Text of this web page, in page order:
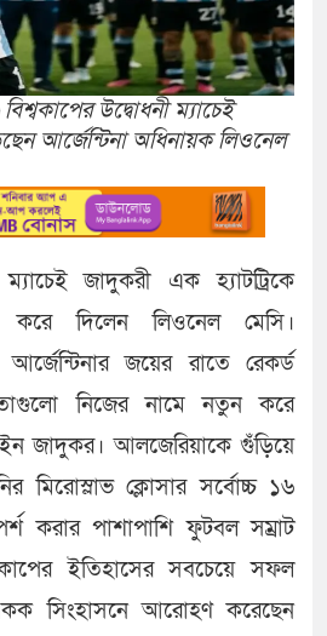
উদ্বোধনী ম্যাচেই
আর্জেন্টিনা অধিনায়ক লিওনেল
ম্যাচেই জাদুকরী এক হ্যাটট্রিকে
করে দিলেন লিওনেল মেসি।
জয়ের রাতে রেকর্ড
নিজের নামে নতুন করে
জাদুকর। আলজেরিয়াকে গুঁড়িয়ে
মিরোস্লাভ ক্লোসার সর্বোচ্চ ১৬
করার পাশাপাশি ফুটবল সম্রাট
ইতিহাসের সবচেয়ে সফল
সিংহাসনে আরোহণ করেছেন